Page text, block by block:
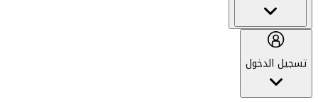
تسجيل الدخول